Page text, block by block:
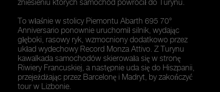
zniesieniu których samochód powrócił do Turynu.
To właśnie w stolicy Piemontu Abarth 695 70°
Anniversario ponownie uruchomił silnik, wydając
głęboki, rasowy ryk, wzmocniony dodatkowo przez
układ wydechowy Record Monza Attivo. Z Turynu
kawalkada samochodów skierowała się w stronę
Riwiery Francuskiej, a następnie uda się do Hiszpanii,
przejeżdżając przez Barcelonę i Madryt, by zakończyć
tour w Lizbonie.